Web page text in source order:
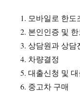
모바일로 한도
본인인증 및
상담원과 상담
차량결정
대출신청 및
중고차 구매